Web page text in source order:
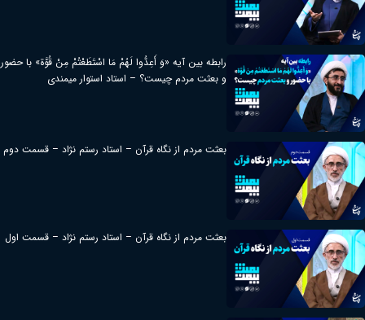
رابطه بین آیه «وَ أَعِدُّوا لَهُمْ مَا اسْتَطَعْتُمْ مِنْ قُوَّة» با حضور
و بعثت مردم چیست؟ – استاد استوار میمندی
بعثت مردم از نگاه قرآن – استاد رستم نژاد – قسمت دوم
بعثت مردم از نگاه قرآن – استاد رستم نژاد – قسمت اول